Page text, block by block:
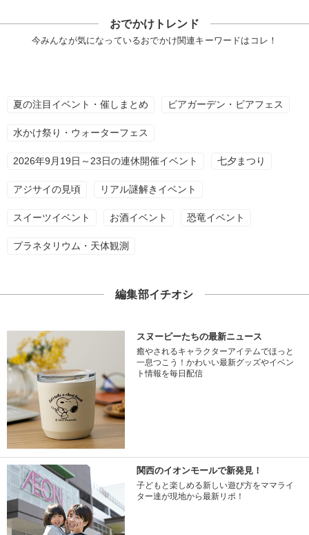
おでかけトレンド
今みんなが気になっているおでかけ関連キーワードはコレ！
夏の注目イベント・催しまとめ ビアガーデン・ビアフェス
水かけ祭り・ウォーターフェス
2026年9月19日～23日の連休開催イベント 七夕まつり
アジサイの見頃 リアル謎解きイベント
スイーツイベント お酒イベント 恐竜イベント
プラネタリウム・天体観測
編集部イチオシ
スヌーピーたちの最新ニュース
癒やされるキャラクターアイテムでほっと
一息つこう！かわいい最新グッズやイベン
ト情報を毎日配信
関西のイオンモールで新発見！
子どもと楽しめる新しい遊び方をママライ
ター達が現地から最新リポ！